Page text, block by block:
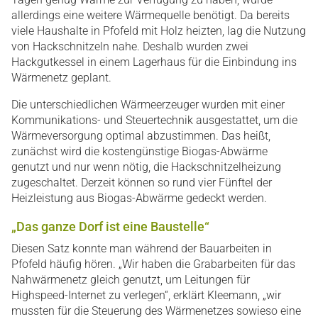
allerdings eine weitere Wärmequelle benötigt. Da bereits
viele Haushalte in Pfofeld mit Holz heizten, lag die Nutzung
von Hackschnitzeln nahe. Deshalb wurden zwei
Hackgutkessel in einem Lagerhaus für die Einbindung ins
Wärmenetz geplant.
Die unterschiedlichen Wärmeerzeuger wurden mit einer
Kommunikations- und Steuertechnik ausgestattet, um die
Wärmeversorgung optimal abzustimmen. Das heißt,
zunächst wird die kostengünstige Biogas-Abwärme
genutzt und nur wenn nötig, die Hackschnitzelheizung
zugeschaltet. Derzeit können so rund vier Fünftel der
Heizleistung aus Biogas-Abwärme gedeckt werden.
„Das ganze Dorf ist eine Baustelle“
Diesen Satz konnte man während der Bauarbeiten in
Pfofeld häufig hören. „Wir haben die Grabarbeiten für das
Nahwärmenetz gleich genutzt, um Leitungen für
Highspeed-Internet zu verlegen“, erklärt Kleemann, „wir
mussten für die Steuerung des Wärmenetzes sowieso eine